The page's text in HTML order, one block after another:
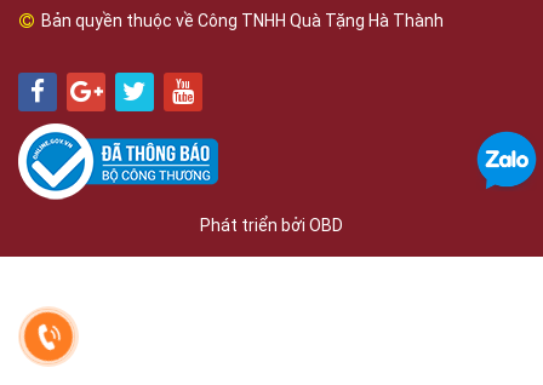
Bản quyền thuộc về Công TNHH Quà Tặng Hà Thành
Phát triển bởi OBD